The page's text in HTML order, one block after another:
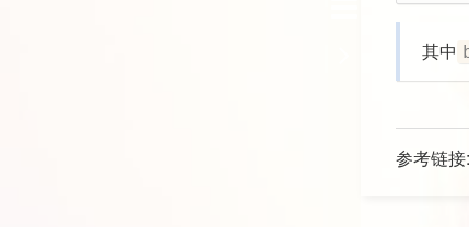
其中
参考链接: